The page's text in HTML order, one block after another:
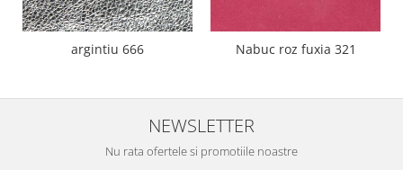
argintiu 666 Nabuc roz fuxia 321
NEWSLETTER
Nu rata ofertele si promotiile noastre